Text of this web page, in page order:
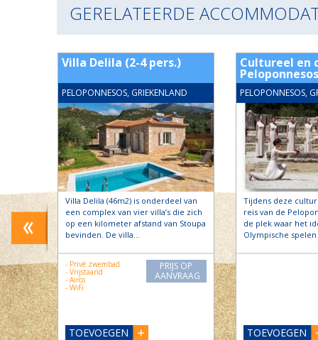
GERELATEERDE
met
OP
Villa Delila (2-4 pers.)
PELOPONNESOS, GRIEKENLAND
Villa Delila (46m2) is onderdeel van
een complex van vier villa’s die zich
op een kilometer afstand van Stoupa
bevinden. De villa…
- Privé zwembad
- Vrijstaand
- Airco
- WiFi
PRIJS OP
AANVRAAG
TOEVOEGEN
Cultureel en
Peloponnesos
PELOPONNESOS,
Tijdens deze
reis van de
de plek waar het
Olympische
TOEVOEGEN